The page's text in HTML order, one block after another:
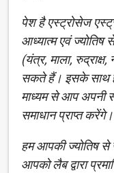
पेश है एस्ट्रोसेज
आध्यात्म एवं ज्योतिष
(यंत्र, माला,
सकते हैं। इसके साथ
माध्यम से आप अपनी
समाधान प्राप्त करेंगे।
हम आपकी ज्योतिष से
आपको लैब द्वारा